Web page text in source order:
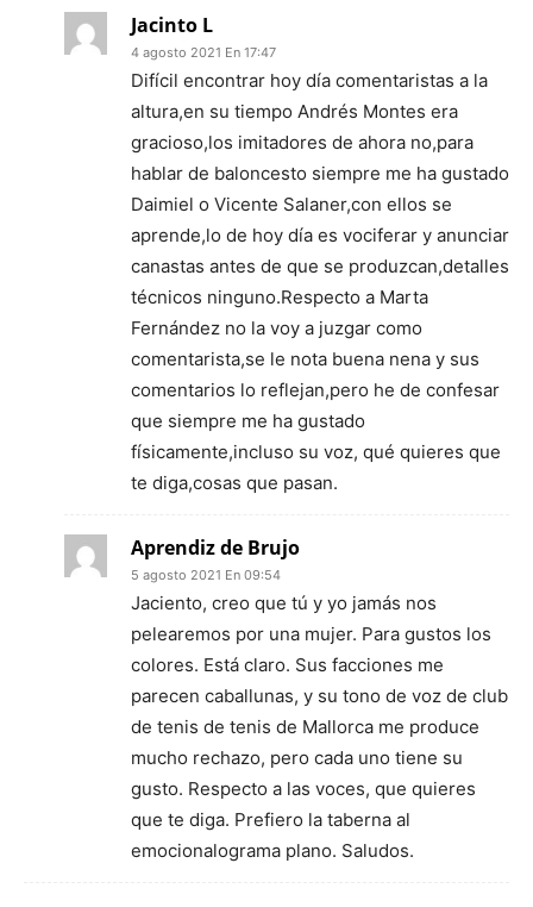
Jacinto L
4 agosto 2021 En 17:47
Difícil encontrar hoy día comentaristas a la
altura,en su tiempo Andrés Montes era
gracioso,los imitadores de ahora no,para
hablar de baloncesto siempre me ha gustado
Daimiel o Vicente Salaner,con ellos se
aprende,lo de hoy día es vociferar y anunciar
canastas antes de que se produzcan,detalles
técnicos ninguno.Respecto a Marta
Fernández no la voy a juzgar como
comentarista,se le nota buena nena y sus
comentarios lo reflejan,pero he de confesar
que siempre me ha gustado
físicamente,incluso su voz, qué quieres que
te diga,cosas que pasan.
Aprendiz de Brujo
5 agosto 2021 En 09:54
Jaciento, creo que tú y yo jamás nos
pelearemos por una mujer. Para gustos los
colores. Está claro. Sus facciones me
parecen caballunas, y su tono de voz de club
de tenis de tenis de Mallorca me produce
mucho rechazo, pero cada uno tiene su
gusto. Respecto a las voces, que quieres
que te diga. Prefiero la taberna al
emocionalograma plano. Saludos.